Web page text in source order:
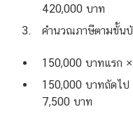
420,000 บาท
คำนวณภาษีตามขั้น
150,000 บาทแรก
150,000 บาทถัดไป
7,500 บาท